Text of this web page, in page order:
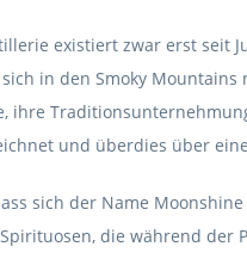
existiert zwar erst seit
in den Smoky
ihre
und überdies über
sich der Name
die während der